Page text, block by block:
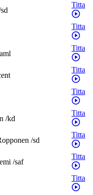
sd
Titta
Titta
Titta
Titta
Titta
/kd
Titta
/sd
Titta
/saf
Titta
Titta